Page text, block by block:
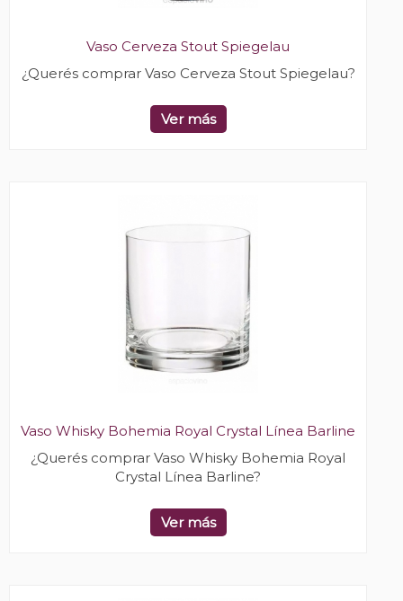
Vaso Cerveza Stout Spiegelau
¿Querés comprar Vaso Cerveza Stout Spiegelau?
Ver más
Vaso Whisky Bohemia Royal Crystal Línea Barline
¿Querés comprar Vaso Whisky Bohemia Royal
Crystal Línea Barline?
Ver más